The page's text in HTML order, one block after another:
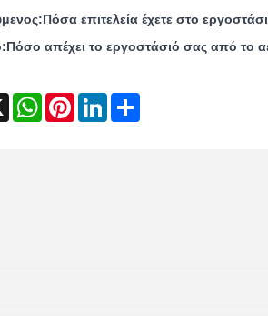
Πόσα επιτελεία έχετε στο
Πόσο απέχει το εργοστάσιό σας από το
X WhatsAppPinterestLinkedIn